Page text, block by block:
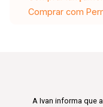
Comprar com
A Ivan informa que